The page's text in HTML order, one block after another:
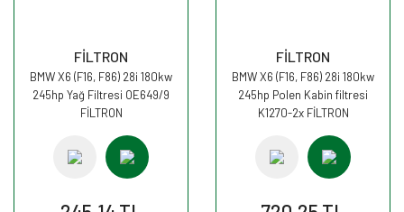
FİLTRON
BMW X6 (F16, F86) 28i 180kw
245hp Yağ Filtresi OE649/9
FİLTRON
FİLTRON
BMW X6 (F16, F86) 28i 180kw
245hp Polen Kabin filtresi
K1270-2x FİLTRON